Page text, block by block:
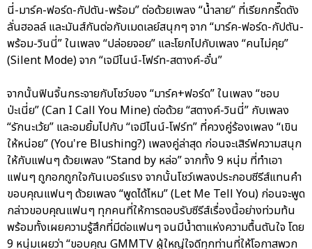
นี่-มาร์ค-ฟอร์ด-กัปตัน-พร้อม” ต่อด้วยเพลง “น้ำลาย” ที่เรียกกรี๊ดดัง
ลั่นฮอลล์ และมันส์กันต่อกับเมดเลย์สนุกๆ จาก “มาร์ค-ฟอร์ด-กัปตัน-
พร้อม-วินนี่” ในเพลง “ปล่อยจอย” และโยกไปกับเพลง “คนไม่คุย”
(Silent Mode) จาก “เจมีไนน์-โฟร์ท-สตางค์-อั๋น”
จากนั้นฟินจิ้นกระจายกับโชว์ของ “มาร์ค+ฟอร์ด” ในเพลง “ชอบ
ป่ะเนี่ย” (Can I Call You Mine) ต่อด้วย “สตางค์-วินนี่” กับเพลง
“รักนะเว้ย” และอมยิ้มไปกับ “เจมีไนน์-โฟร์ท” ที่ควงคู่ร้องเพลง “เขิน
ให้หน่อย” (You're Blushing?) เพลงคู่ล่าสุด ก่อนจะเสิร์ฟความสนุก
ให้กับแฟนๆ ด้วยเพลง “Stand by หล่อ” จากทั้ง 9 หนุ่ม ที่ทำเอา
แฟนๆ ถูกอกถูกใจกันเบอร์แรง จากนั้นโชว์เพลงประกอบซีรีส์แทนคำ
ขอบคุณแฟนๆ ด้วยเพลง “พูดได้ไหม” (Let Me Tell You) ก่อนจะพูด
กล่าวขอบคุณแฟนๆ ทุกคนที่ให้การตอบรับซีรีส์เรื่องนี้อย่างท่วมท้น
พร้อมทั้งเผยความรู้สึกที่มีต่อแฟนๆ จนมีน้ำตาแห่งความตื้นตันใจ โดย
9 หนุ่มเผยว่า “ขอบคุณ GMMTV ผู้ใหญ่ใจดีทุกท่านที่ให้โอกาสพวก